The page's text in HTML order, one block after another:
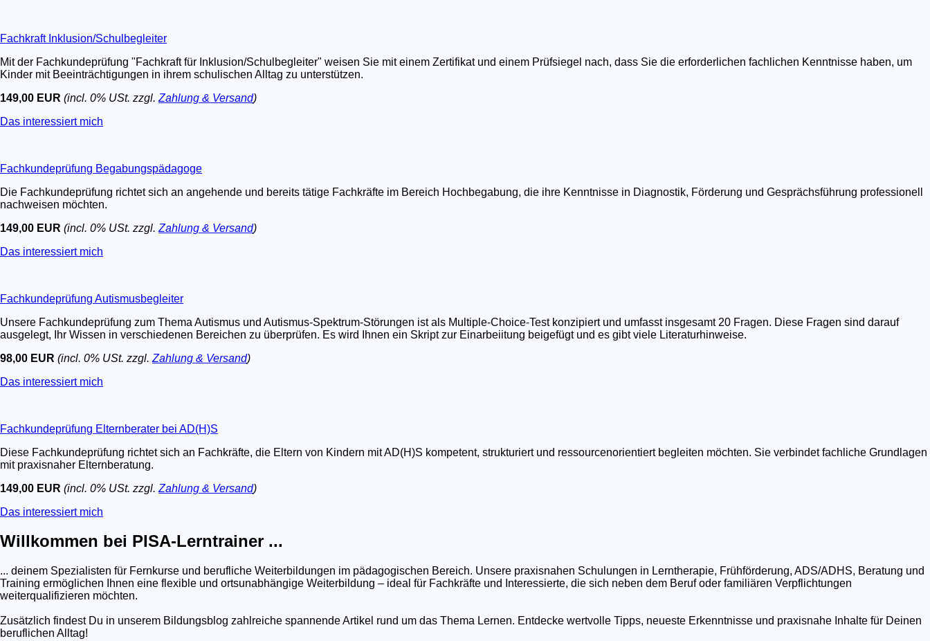
Fachkraft Inklusion/Schulbegleiter
Mit der Fachkundeprüfung "Fachkraft für Inklusion/Schulbegleiter" weisen Sie mit einem Zertifikat und einem Prüfsiegel nach, dass Sie die erforderlichen fachlichen Kenntnisse haben, um
Kinder mit Beeinträchtigungen in ihrem schulischen Alltag zu unterstützen.
149,00 EUR (incl. 0% USt. zzgl. Zahlung & Versand)
Das interessiert mich
Fachkundeprüfung Begabungspädagoge
Die Fachkundeprüfung richtet sich an angehende und bereits tätige Fachkräfte im Bereich Hochbegabung, die ihre Kenntnisse in Diagnostik, Förderung und Gesprächsführung professionell
nachweisen möchten.
149,00 EUR (incl. 0% USt. zzgl. Zahlung & Versand)
Das interessiert mich
Fachkundeprüfung Autismusbegleiter
Unsere Fachkundeprüfung zum Thema Autismus und Autismus-Spektrum-Störungen ist als Multiple-Choice-Test konzipiert und umfasst insgesamt 20 Fragen. Diese Fragen sind darauf
ausgelegt, Ihr Wissen in verschiedenen Bereichen zu überprüfen. Es wird Ihnen ein Skript zur Einarbeiitung beigefügt und es gibt viele Literaturhinweise.
98,00 EUR (incl. 0% USt. zzgl. Zahlung & Versand)
Das interessiert mich
Fachkundeprüfung Elternberater bei AD(H)S
Diese Fachkundeprüfung richtet sich an Fachkräfte, die Eltern von Kindern mit AD(H)S kompetent, strukturiert und ressourcenorientiert begleiten möchten. Sie verbindet fachliche Grundlagen
mit praxisnaher Elternberatung.
149,00 EUR (incl. 0% USt. zzgl. Zahlung & Versand)
Das interessiert mich
Willkommen bei PISA-Lerntrainer ...
... deinem Spezialisten für Fernkurse und berufliche Weiterbildungen im pädagogischen Bereich. Unsere praxisnahen Schulungen in Lerntherapie, Frühförderung, ADS/ADHS, Beratung und
Training ermöglichen Ihnen eine flexible und ortsunabhängige Weiterbildung – ideal für Fachkräfte und Interessierte, die sich neben dem Beruf oder familiären Verpflichtungen
weiterqualifizieren möchten.
Zusätzlich findest Du in unserem Bildungsblog zahlreiche spannende Artikel rund um das Thema Lernen. Entdecke wertvolle Tipps, neueste Erkenntnisse und praxisnahe Inhalte für Deinen
beruflichen Alltag!